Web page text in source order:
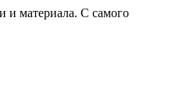
и материала. С самого